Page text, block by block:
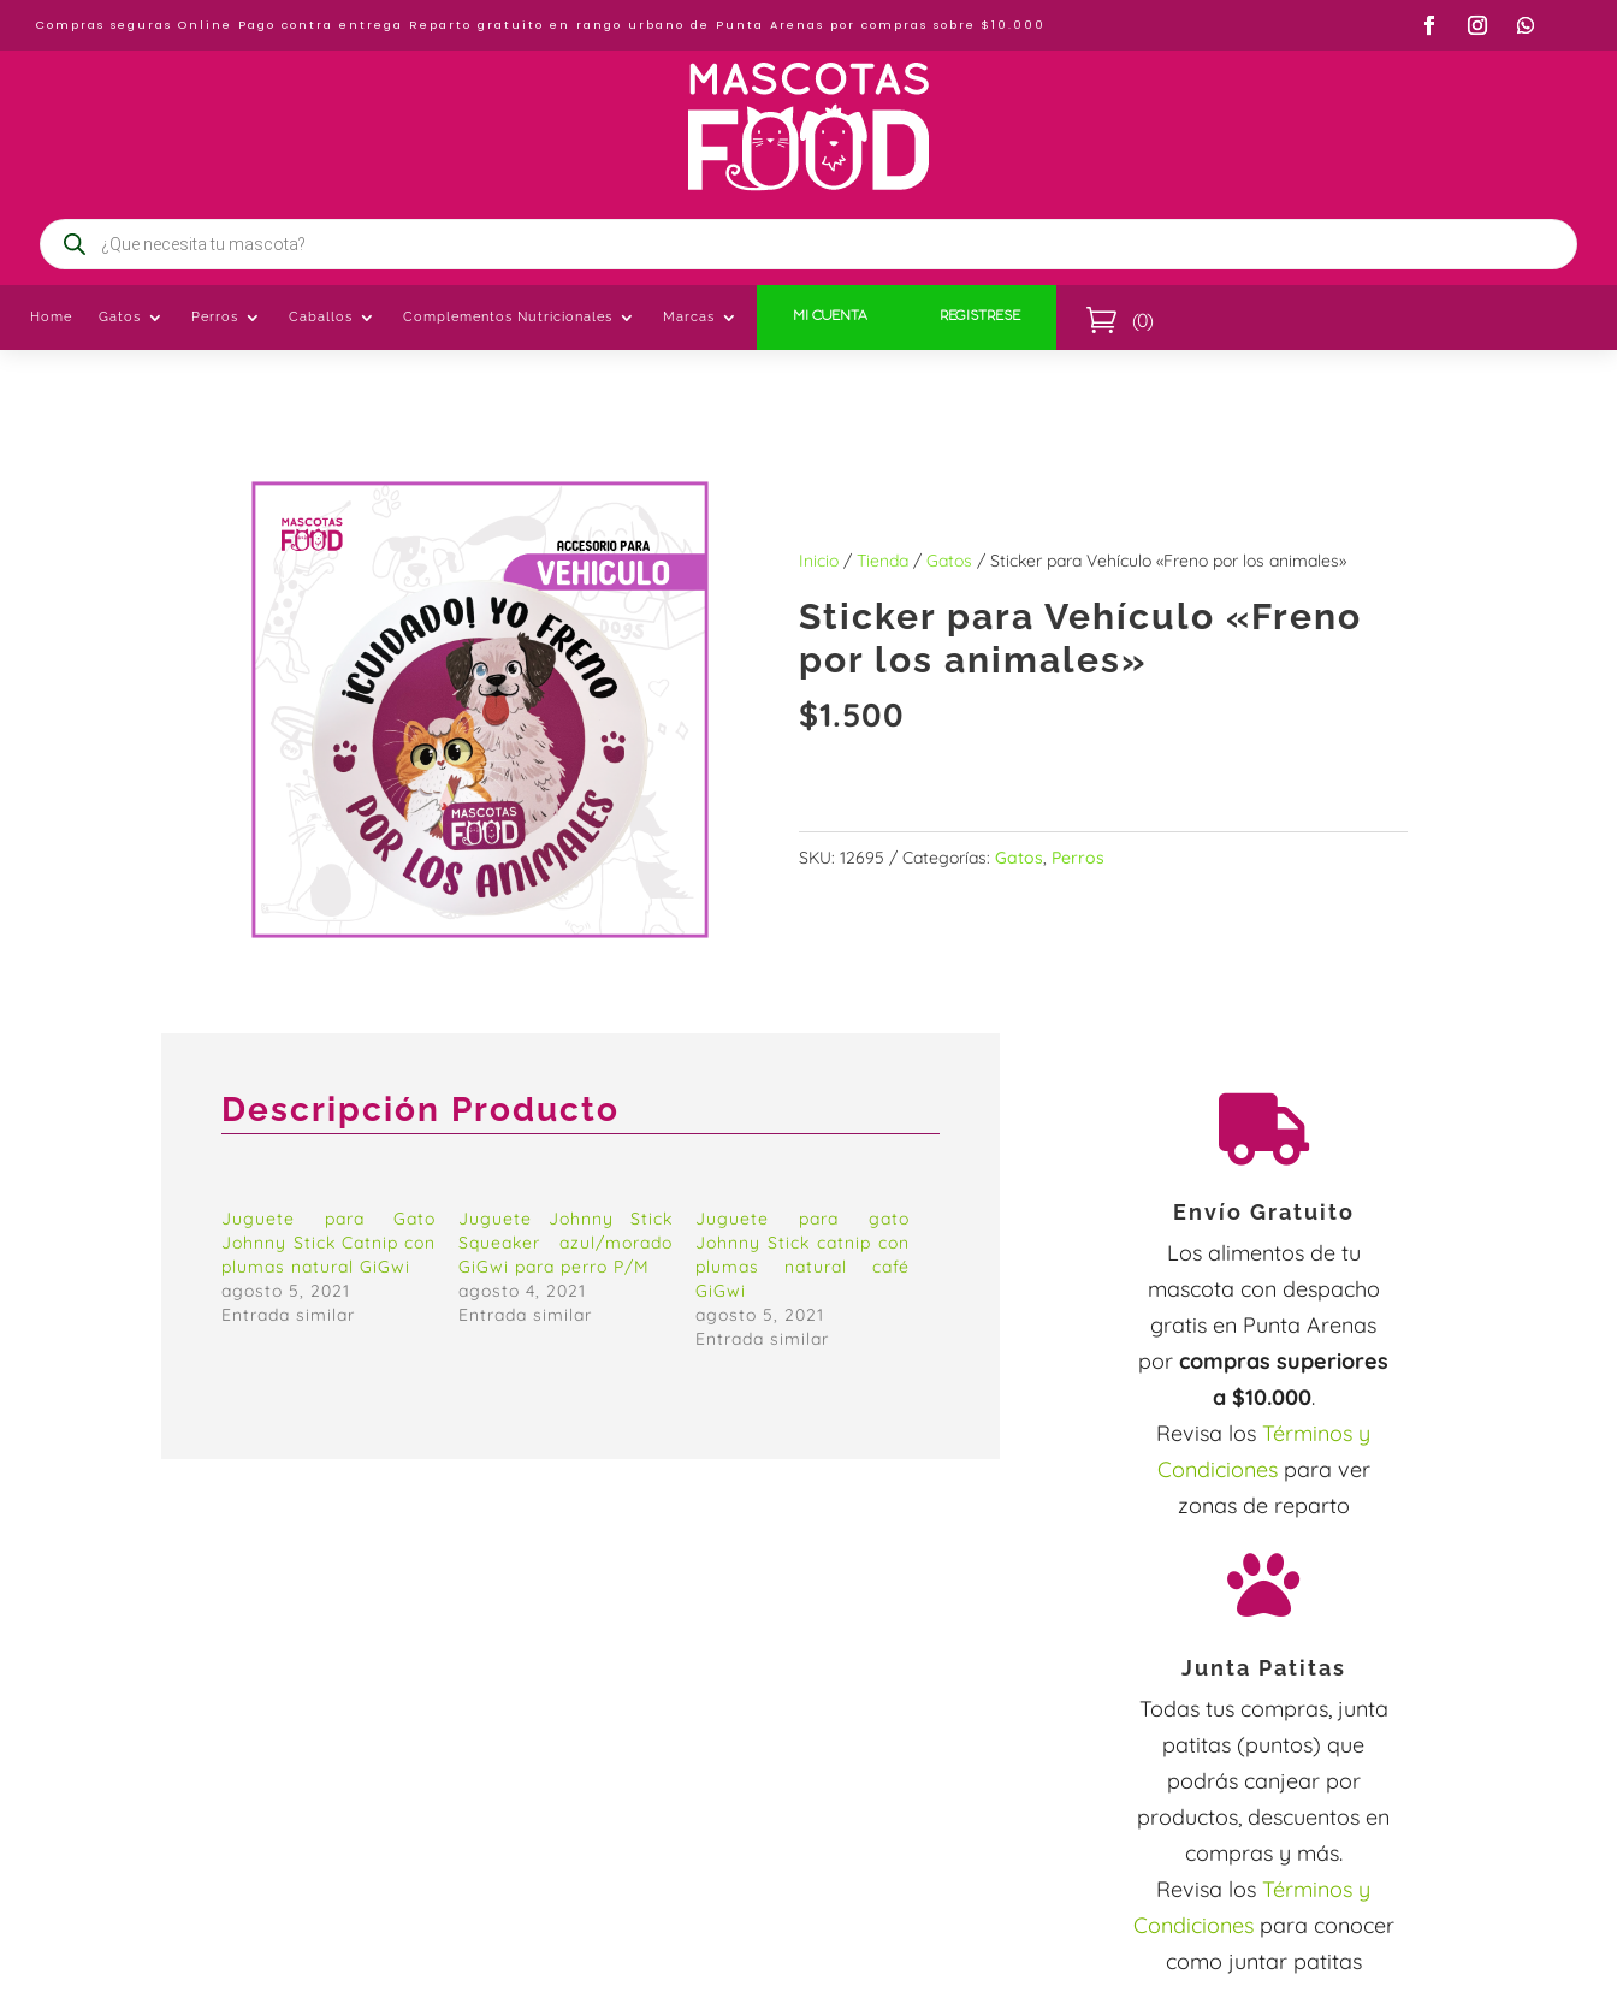
Compras seguras Online Pago contra entrega Reparto gratuito en rango urbano de Punta Arenas por compras sobre $10.000
Búsqueda
de
productos
Home Gatos Perros Caballos Complementos Nutricionales Marcas MI CUENTA REGISTRESE  (0)
Inicio /Tienda /Gatos / Sticker para Vehículo «Freno por los animales»
Sticker para Vehículo «Freno
por los animales»
$1.500
SKU:12695 Categorías:Gatos, Perros
Descripción Producto
Juguete para Gato
Johnny Stick Catnip con
plumas natural GiGwi
agosto 5, 2021
Entrada similar
Juguete Johnny Stick
Squeaker azul/morado
GiGwi para perro P/M
agosto 4, 2021
Entrada similar
Juguete para gato
Johnny Stick catnip con
plumas natural café
GiGwi
agosto 5, 2021
Entrada similar

Envío Gratuito
Los alimentos de tu
mascota con despacho
gratis en Punta Arenas
porcompras superiores
a $10.000.
Revisa losTérminos y
Condicionespara ver
zonas de reparto

Junta Patitas
Todas tus compras, junta
patitas (puntos) que
podrás canjear por
productos, descuentos en
compras y más.
Revisa losTérminos y
Condicionespara conocer
como juntar patitas